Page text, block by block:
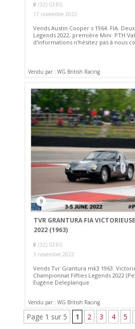
(32) GERS
17 novembre 2022
Vends Austin Cooper s 1964. FIA.
Legends 2022, première Mini. PTH
d'informations n'hésitez pas à nous
Vendu par : WG British Racing
9
TVR GRANTURA FIA
2022 (1963)
(32) GERS
3 novembre 2022
Vends Tvr Grantura mk3 1963.
Championnat Fifties Legends 2022
Eugène Deleplanque
Vendu par : WG British Racing
Page 1 sur 5 1 2 3 4 5